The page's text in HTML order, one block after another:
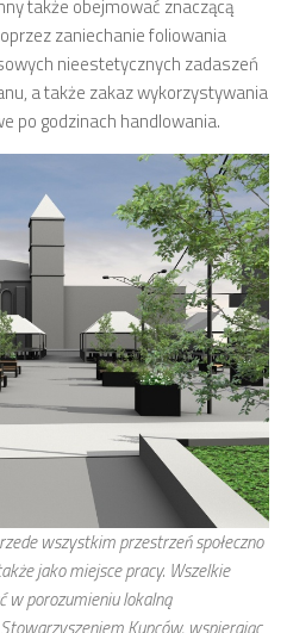
ruchu – Szyperska – Piaskowa
Rady Osiedla
II i III
– ul. Św. Marcin, Ratajczaka, Al.
30)
także obejmować znaczącą
zaniechanie foliowania
nieestetycznych zadaszeń
a także zakaz wykorzystywania
po godzinach handlowania.
wszystkim przestrzeń społeczno
jako miejsce pracy. Wszelkie
w porozumieniu lokalną
Kupców, wspierając